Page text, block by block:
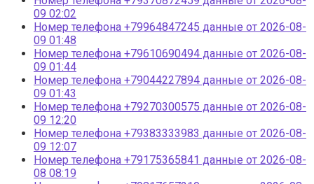
09 02:02
Номер телефона +79964847245 данные от 2026-08-
09 01:48
Номер телефона +79610690494 данные от 2026-08-
09 01:44
Номер телефона +79044227894 данные от 2026-08-
09 01:43
Номер телефона +79270300575 данные от 2026-08-
09 12:20
Номер телефона +79383333983 данные от 2026-08-
09 12:07
Номер телефона +79175365841 данные от 2026-08-
08 08:19